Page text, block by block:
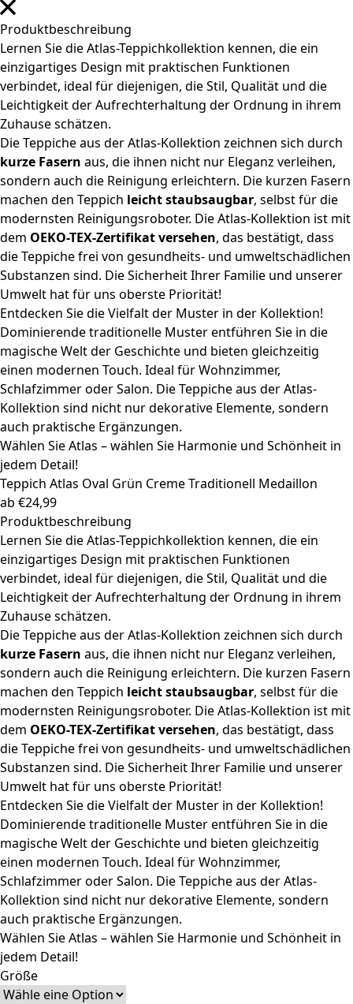
Produktbeschreibung
Lernen Sie die Atlas-Teppichkollektion kennen, die ein
einzigartiges Design mit praktischen Funktionen
verbindet, ideal für diejenigen, die Stil, Qualität und die
Leichtigkeit der Aufrechterhaltung der Ordnung in ihrem
Zuhause schätzen.
Die Teppiche aus der Atlas-Kollektion zeichnen sich durch
kurze Fasern aus, die ihnen nicht nur Eleganz verleihen,
sondern auch die Reinigung erleichtern. Die kurzen Fasern
machen den Teppich leicht staubsaugbar, selbst für die
modernsten Reinigungsroboter. Die Atlas-Kollektion ist mit
dem OEKO-TEX-Zertifikat versehen, das bestätigt, dass
die Teppiche frei von gesundheits- und umweltschädlichen
Substanzen sind. Die Sicherheit Ihrer Familie und unserer
Umwelt hat für uns oberste Priorität!
Entdecken Sie die Vielfalt der Muster in der Kollektion!
Dominierende traditionelle Muster entführen Sie in die
magische Welt der Geschichte und bieten gleichzeitig
einen modernen Touch. Ideal für Wohnzimmer,
Schlafzimmer oder Salon. Die Teppiche aus der Atlas-
Kollektion sind nicht nur dekorative Elemente, sondern
auch praktische Ergänzungen.
Wählen Sie Atlas – wählen Sie Harmonie und Schönheit in
jedem Detail!
Teppich Atlas Oval Grün Creme Traditionell Medaillon
ab €24,99
Produktbeschreibung
Lernen Sie die Atlas-Teppichkollektion kennen, die ein
einzigartiges Design mit praktischen Funktionen
verbindet, ideal für diejenigen, die Stil, Qualität und die
Leichtigkeit der Aufrechterhaltung der Ordnung in ihrem
Zuhause schätzen.
Die Teppiche aus der Atlas-Kollektion zeichnen sich durch
kurze Fasern aus, die ihnen nicht nur Eleganz verleihen,
sondern auch die Reinigung erleichtern. Die kurzen Fasern
machen den Teppich leicht staubsaugbar, selbst für die
modernsten Reinigungsroboter. Die Atlas-Kollektion ist mit
dem OEKO-TEX-Zertifikat versehen, das bestätigt, dass
die Teppiche frei von gesundheits- und umweltschädlichen
Substanzen sind. Die Sicherheit Ihrer Familie und unserer
Umwelt hat für uns oberste Priorität!
Entdecken Sie die Vielfalt der Muster in der Kollektion!
Dominierende traditionelle Muster entführen Sie in die
magische Welt der Geschichte und bieten gleichzeitig
einen modernen Touch. Ideal für Wohnzimmer,
Schlafzimmer oder Salon. Die Teppiche aus der Atlas-
Kollektion sind nicht nur dekorative Elemente, sondern
auch praktische Ergänzungen.
Wählen Sie Atlas – wählen Sie Harmonie und Schönheit in
jedem Detail!
Größe